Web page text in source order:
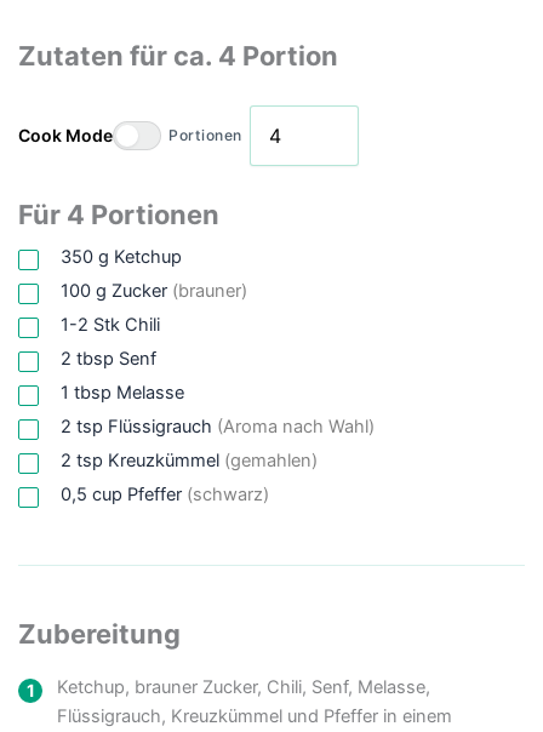
Zutaten für ca. 4 Portion
Cook Mode Portionen
Für 4 Portionen
350 g Ketchup
100 g Zucker (brauner)
1-2 Stk Chili
2 tbsp Senf
1 tbsp Melasse
2 tsp Flüssigrauch (Aroma nach Wahl)
2 tsp Kreuzkümmel (gemahlen)
0,5 cup Pfeffer (schwarz)
Zubereitung
Ketchup, brauner Zucker, Chili, Senf, Melasse,
Flüssigrauch, Kreuzkümmel und Pfeffer in einem